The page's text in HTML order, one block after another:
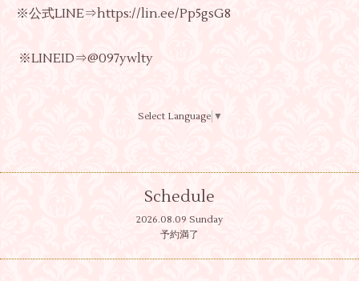
※公式LINE⇒https://lin.ee/Pp5gsG8
※LINEID⇒@097ywlty
Select Language ▼
Schedule
2026.08.09 Sunday
予約満了